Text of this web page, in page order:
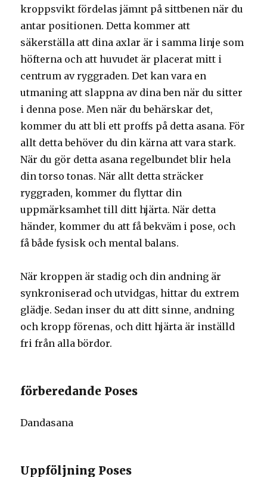
kroppsvikt fördelas jämnt på sittbenen när du
antar positionen. Detta kommer att
säkerställa att dina axlar är i samma linje som
höfterna och att huvudet är placerat mitt i
centrum av ryggraden. Det kan vara en
utmaning att slappna av dina ben när du sitter
i denna pose. Men när du behärskar det,
kommer du att bli ett proffs på detta asana. För
allt detta behöver du din kärna att vara stark.
När du gör detta asana regelbundet blir hela
din torso tonas. När allt detta sträcker
ryggraden, kommer du flyttar din
uppmärksamhet till ditt hjärta. När detta
händer, kommer du att få bekväm i pose, och
få både fysisk och mental balans.
När kroppen är stadig och din andning är
synkroniserad och utvidgas, hittar du extrem
glädje. Sedan inser du att ditt sinne, andning
och kropp förenas, och ditt hjärta är inställd
fri från alla bördor.
förberedande Poses
Dandasana
Uppföljning Poses